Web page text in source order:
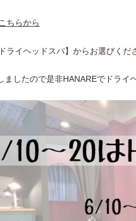
ちらから
ライヘッドスパ】からお選びくだ
ましたので是非HANAREでドライ